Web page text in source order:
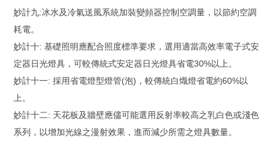
妙計九:冰水及冷氣送風系統加裝變頻器控制空調量，以節約空調
耗電。
妙計十: 基礎照明應配合照度標準要求，選用適當高效率電子式安
定器日光燈具，可較傳統式安定器日光燈具省電30%以上。
妙計十一: 採用省電燈型燈管(泡)，較傳統白熾燈省電約60%以
上。
妙計十二: 天花板及牆壁應儘可能選用反射率較高之乳白色或淺色
系列，以增加光線之漫射效果，進而減少所需之燈具數量。